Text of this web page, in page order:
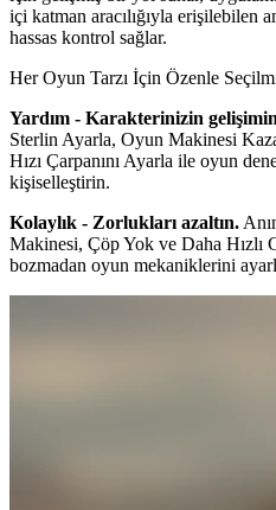
içi katman aracılığıyla erişilebilen
hassas kontrol sağlar.
Her Oyun Tarzı İçin Özenle
Yardım - Karakterinizin
Sterlin Ayarla, Oyun Makinesi
Hızı Çarpanını Ayarla ile oyun
kişiselleştirin.
Kolaylık - Zorlukları azaltın.
Makinesi, Çöp Yok ve Daha Hızlı
bozmadan oyun mekaniklerini